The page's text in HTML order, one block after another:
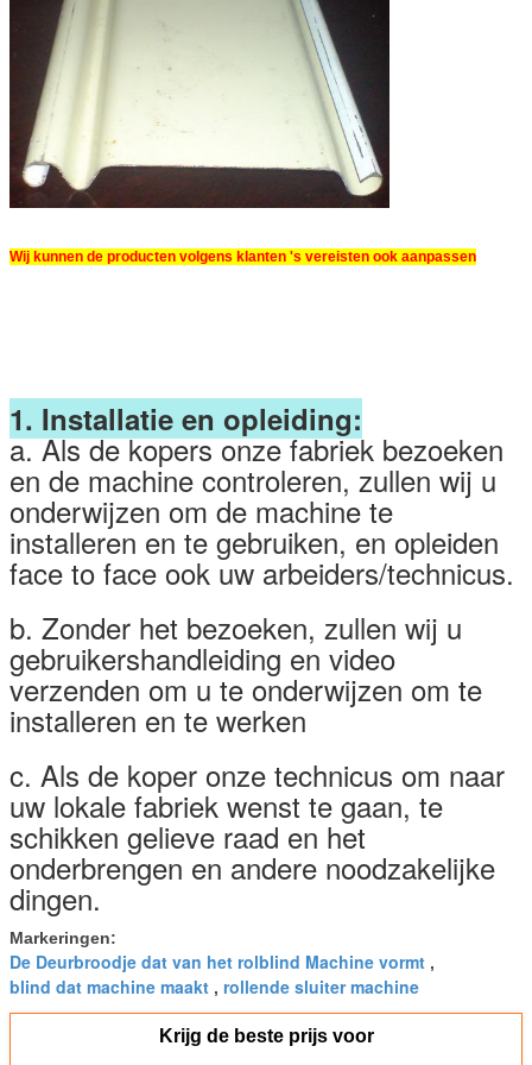
Wij kunnen de producten volgens klanten 's vereisten ook aanpassen
1. Installatie en opleiding:
a. Als de kopers onze fabriek bezoeken
en de machine controleren, zullen wij u
onderwijzen om de machine te
installeren en te gebruiken, en opleiden
face to face ook uw arbeiders/technicus.
b. Zonder het bezoeken, zullen wij u
gebruikershandleiding en video
verzenden om u te onderwijzen om te
installeren en te werken
c. Als de koper onze technicus om naar
uw lokale fabriek wenst te gaan, te
schikken gelieve raad en het
onderbrengen en andere noodzakelijke
dingen.
Markeringen:
De Deurbroodje dat van het rolblind Machine vormt ,
blind dat machine maakt , rollende sluiter machine
Krijg de beste prijs voor